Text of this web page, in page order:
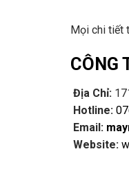
Mọi chi tiết
CÔNG
Địa Chỉ:
Hotline:
Email:
Website: